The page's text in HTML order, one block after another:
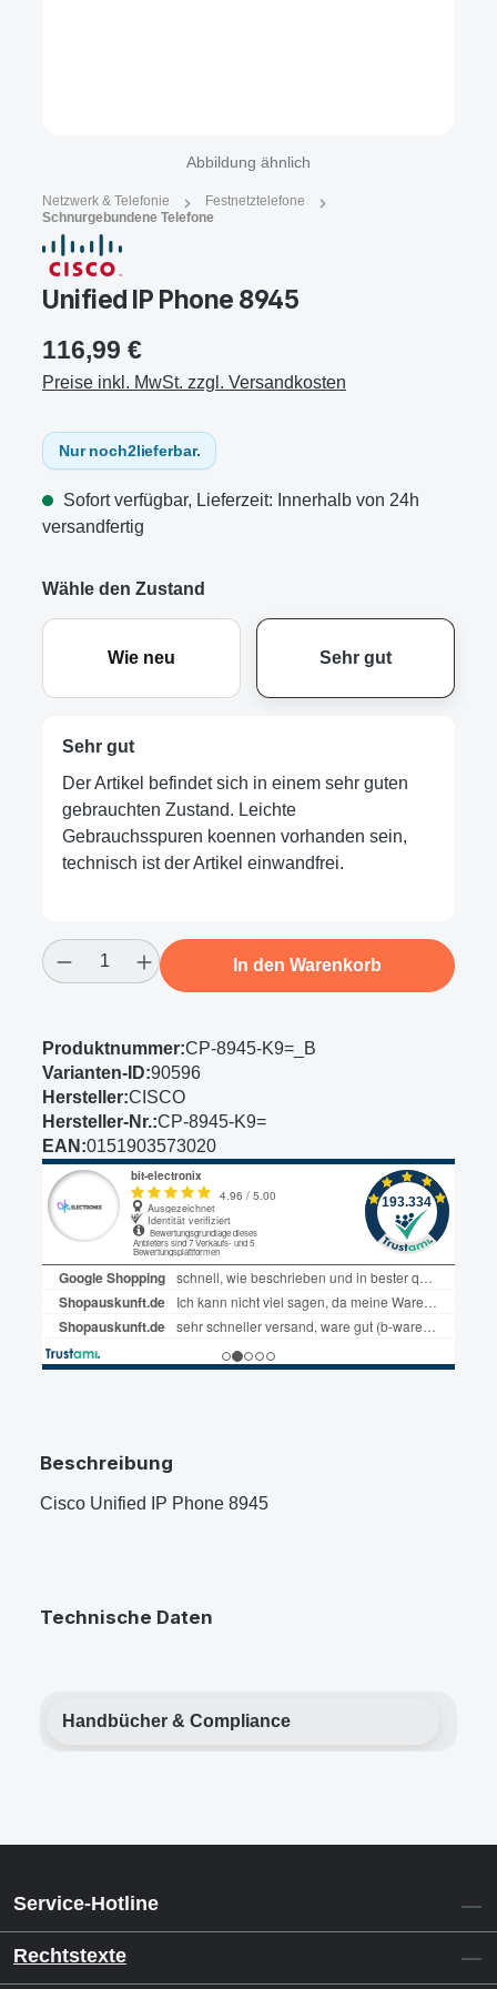
Abbildung ähnlich
Netzwerk & Telefonie
Festnetztelefone
Schnurgebundene Telefone
Unified IP Phone 8945
116,99 €
Preise inkl. MwSt. zzgl. Versandkosten
Nur noch2lieferbar.
Sofort verfügbar, Lieferzeit: Innerhalb von 24h
versandfertig
Wähle den Zustand
Wie neu Sehr gut
Sehr gut
Der Artikel befindet sich in einem sehr guten
gebrauchten Zustand. Leichte
Gebrauchsspuren koennen vorhanden sein,
technisch ist der Artikel einwandfrei.
Produkt Anzahl: Gib den gewünschten
In den Warenkorb
Produktnummer:CP-8945-K9=_B
Varianten-ID:90596
Hersteller:CISCO
Hersteller-Nr.:CP-8945-K9=
EAN:0151903573020
Beschreibung
Cisco Unified IP Phone 8945
Technische Daten
Handbücher & Compliance
Service-Hotline
Rechtstexte